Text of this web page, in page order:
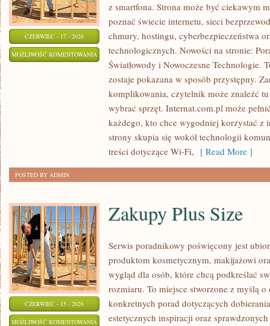
CZERWIEC - 17 - 2026
MOŻLIWOŚĆ KOMENTOWANIA TESTY
RECENZJE
SPRZĘTU
z smartfona. Strona może być ciekawym
poznać świecie internetu, sieci
chmury, hostingu, cyberbezpieczeństwa
technologicznych. Nowości na stronie:
Światłowody i Nowoczesne Technologie.
zostaje pokazana w sposób przystępny.
komplikowania, czytelnik może znaleźć
wybrać sprzęt. Internat.com.pl może
każdego, kto chce wygodniej korzystać z
strony skupia się wokół technologii
treści dotyczące Wi-Fi, [ Read More ]
POSTED BY ADMIN
CZERWIEC - 15 - 2026
MOŻLIWOŚĆ KOMENTOWANIA ZAKUPY
Zakupy Plus Size
Serwis poradnikowy poświęcony jest
produktom kosmetycznym, makijażowi
wygląd dla osób, które chcą podkreślać
rozmiaru. To miejsce stworzone z myślą
konkretnych porad dotyczących
estetycznych inspiracji oraz